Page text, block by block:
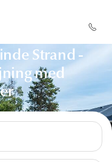
Strand -
med